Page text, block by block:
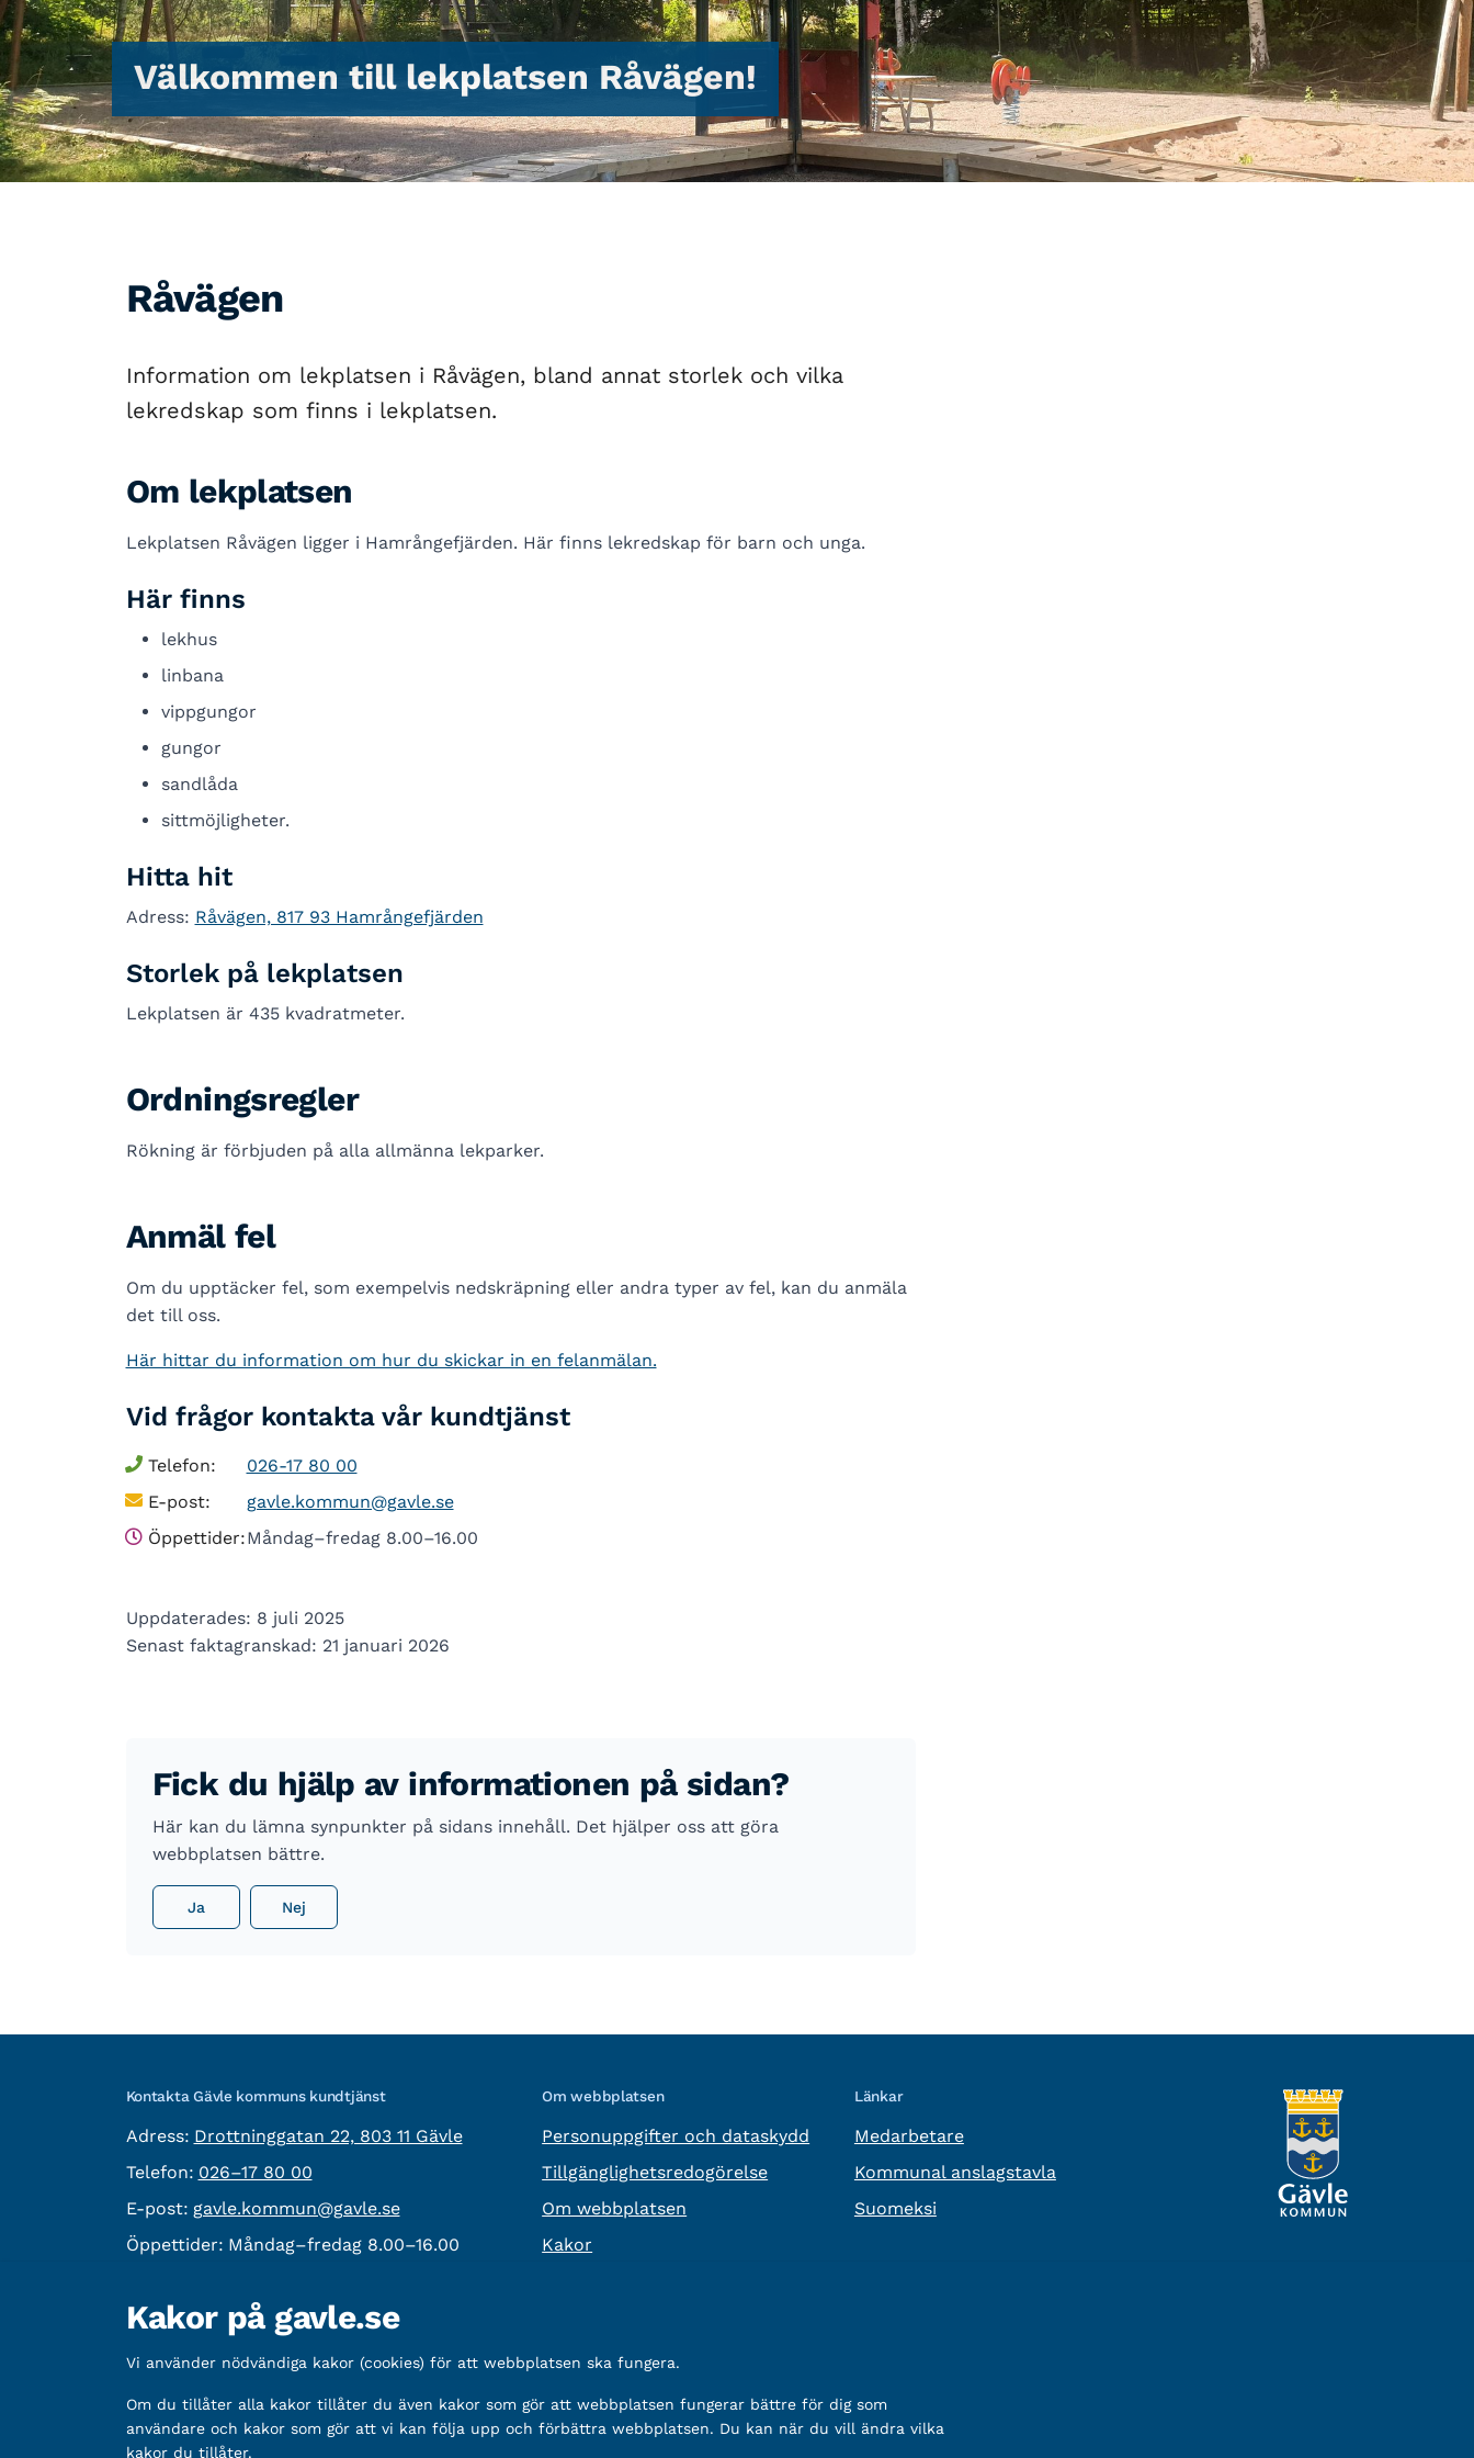
Välkommen till lekplatsen Råvägen!
Råvägen
Information om lekplatsen i Råvägen, bland annat storlek och vilka
lekredskap som finns i lekplatsen.
Om lekplatsen
Lekplatsen Råvägen ligger i Hamrångefjärden. Här finns lekredskap för barn och unga.
Här finns
lekhus
linbana
vippgungor
gungor
sandlåda
sittmöjligheter.
Hitta hit
Adress: Råvägen, 817 93 Hamrångefjärden
Storlek på lekplatsen
Lekplatsen är 435 kvadratmeter.
Ordningsregler
Rökning är förbjuden på alla allmänna lekparker.
Anmäl fel
Om du upptäcker fel, som exempelvis nedskräpning eller andra typer av fel, kan du anmäla
det till oss.
Här hittar du information om hur du skickar in en felanmälan.
Vid frågor kontakta vår kundtjänst
Telefon:
026-17 80 00
E-post:
gavle.kommun@gavle.se
Öppettider:Måndag–fredag 8.00–16.00
Uppdaterades: 8 juli 2025
Senast faktagranskad: 21 januari 2026
Fick du hjälp av informationen på sidan?
Här kan du lämna synpunkter på sidans innehåll. Det hjälper oss att göra
webbplatsen bättre.
Ja Nej
Kontakta Gävle kommuns kundtjänst
Adress: besöksadress:
Drottninggatan 22, 803 11 Gävle
Telefon: Telefon:
026–17 80 00
E-post: E-post:
gavle.kommun@gavle.se
Öppettider: Måndag–fredag 8.00–16.00
Om webbplatsen
Personuppgifter och dataskydd
Tillgänglighetsredogörelse
Om webbplatsen
Kakor
Länkar
Medarbetare
Kommunal anslagstavla
Suomeksi
Övrig information
Organisationsnummer: 212000-2338
Bankgironummer: 5888-2333
Kakor på gavle.se
Vi använder nödvändiga kakor (cookies) för att webbplatsen ska fungera.
Om du tillåter alla kakor tillåter du även kakor som gör att webbplatsen fungerar bättre för dig som
användare och kakor som gör att vi kan följa upp och förbättra webbplatsen. Du kan när du vill ändra vilka
kakor du tillåter.